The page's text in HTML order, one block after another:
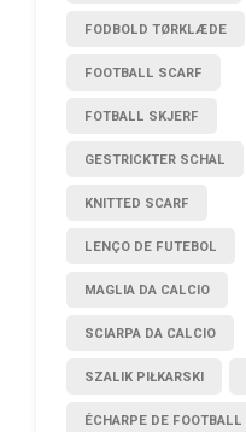
FODBOLD TØRKLÆDE
FOOTBALL SCARF
FOTBALL SKJERF
GESTRICKTER SCHAL
KNITTED SCARF
LENÇO DE FUTEBOL
MAGLIA DA CALCIO
SCIARPA DA CALCIO
SZALIK PIŁKARSKI
ÉCHARPE DE FOOTBALL